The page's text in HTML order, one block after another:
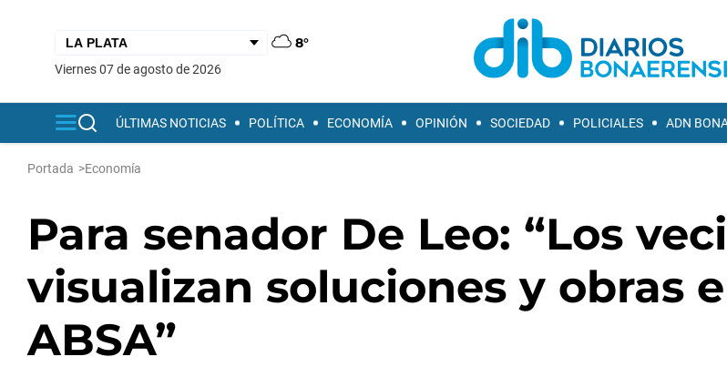
8°
viernes 07 de agosto de 2026
ÚLTIMAS NOTICIAS POLÍTICA ECONOMÍA OPINIÓN SOCIEDAD POLICIALES ADN
Portada >Economía
Para senador De Leo: “Los
visualizan soluciones y obras
ABSA”